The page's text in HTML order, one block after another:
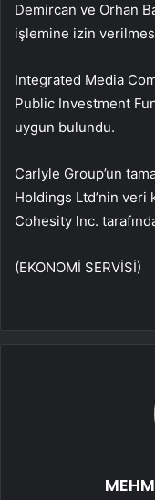
Demircan ve Orhan
işlemine izin verilmesi
Integrated Media
Public Investment
uygun bulundu.
Carlyle Group’un
Holdings Ltd’nin
Cohesity lnc.
(EKONOMİ SERVİSİ)